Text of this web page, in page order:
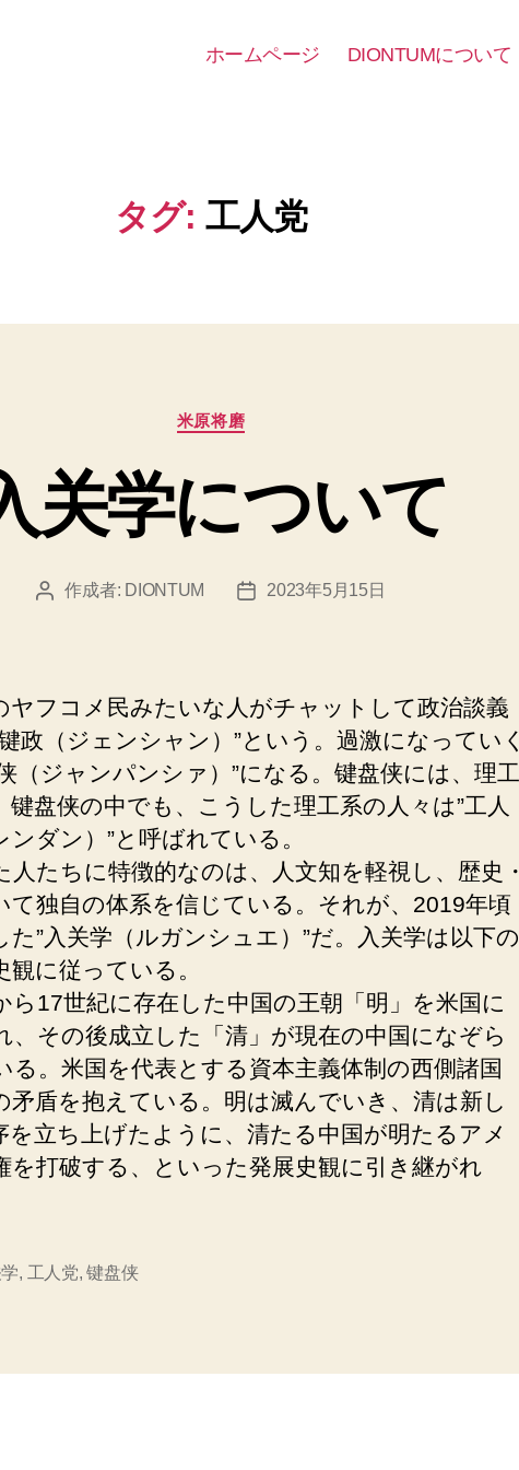
ホームページ DIONTUMについて
タグ: 工人党
カ
テ
リ
米原将磨
关学について
投
作成者: DIONTUM
投
2023年5月15日
ヤフコメ民みたいな人がチャットして政治談義
政（ジェンシャン）”という。過激になっていく
（ジャンパンシァ）”になる。键盘侠には、理工
键盘侠の中でも、こうした理工系の人々は”工人
ンダン）”と呼ばれている。
人たちに特徴的なのは、人文知を軽視し、歴史・
て独自の体系を信じている。それが、2019年頃
た”入关学（ルガンシュエ）”だ。入关学は以下の
観に従っている。
ら17世紀に存在した中国の王朝「明」を米国に
、その後成立した「清」が現在の中国になぞら
る。米国を代表とする資本主義体制の西側諸国
矛盾を抱えている。明は滅んでいき、清は新し
を立ち上げたように、清たる中国が明たるアメ
を打破する、といった発展史観に引き継がれ
, 工人党,键盘侠